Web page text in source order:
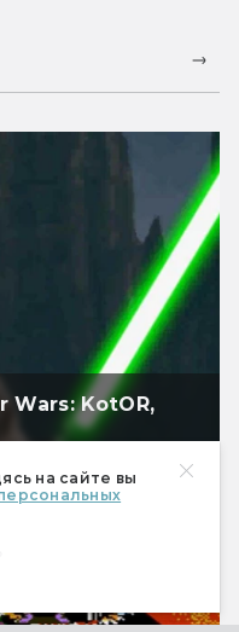
на сайте вы
KotOR,